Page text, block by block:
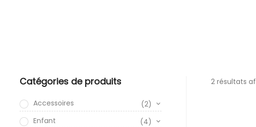
2 résultats
Catégories de produits
Accessoires
(2)
Enfant
(4)